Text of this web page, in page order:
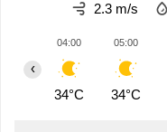
2.3 m/s
04:00
34°C
05:00
34°C
‹